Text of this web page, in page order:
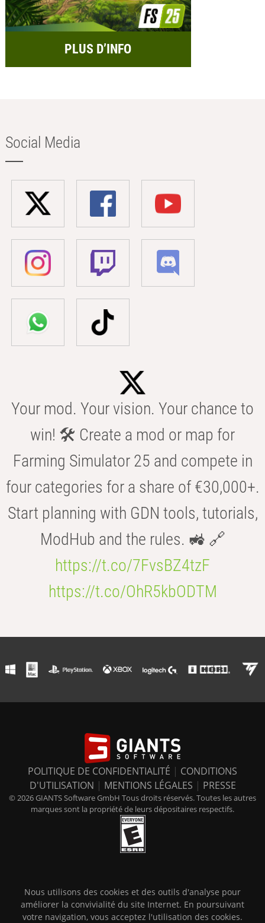
PLUS D’INFO
Social Media
Your mod. Your vision. Your chance to
win! 🛠️ Create a mod or map for
Farming Simulator 25 and compete in
four categories for a share of €30,000+.
Start planning with GDN tools, tutorials,
ModHub and the rules. 🚜 🔗
https://t.co/7FvsBZ4tzF
https://t.co/OhR5kbODTM
POLITIQUE DE CONFIDENTIALITÉ | CONDITIONS
D'UTILISATION | MENTIONS LÉGALES | PRESSE
© 2026 GIANTS Software GmbH Tous droits réservés. Toutes les autres
marques sont la propriété de leurs dépositaires respectifs.
Nous utilisons des cookies et des outils d'analyse pour
améliorer la convivialité du site Internet. En poursuivant
votre navigation, vous acceptez l'utilisation des cookies.